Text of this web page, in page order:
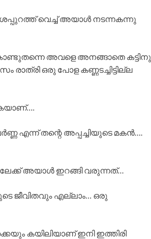
വെച്ച് അയാൾ നടന്നകന്നു
അവളെ അനങ്ങാതെ കട്ടിനു
ഒരു പോള കണ്ണടച്ചിട്ടില്ല
എന്ന് തന്റെ അപ്പച്ചിയുടെ മകൻ….
അയാൾ ഇറങ്ങി വരുന്നത്…
ജീവിതവും എല്ലാം… ഒരു
കയിലിയാണ് ഇനി ഇത്തിരി